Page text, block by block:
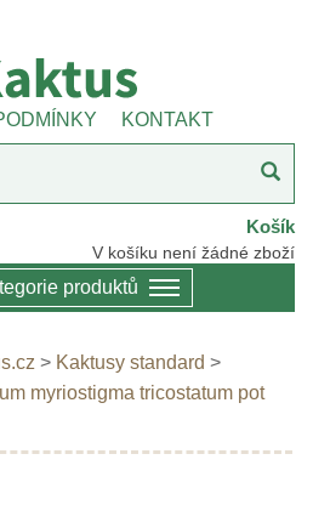
KONTAKT
Košík
V košíku není žádné zboží
produktů
> Kaktusy standard >
myriostigma tricostatum pot